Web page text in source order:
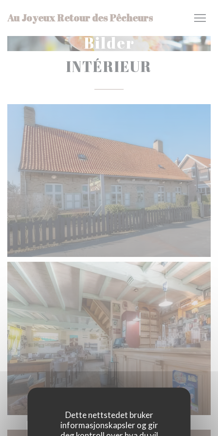
Dette nettstedet bruker
informasjonskapsler og gir
Au Joyeux Retour des Pêcheurs
Bilder
INTÉRIEUR